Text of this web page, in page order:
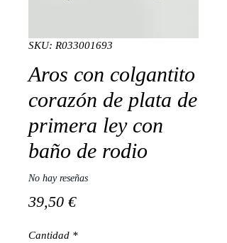
SKU: R033001693
Aros con colgantito
corazón de plata de
primera ley con
baño de rodio
No hay reseñas
39,50 €Precio
Cantidad *